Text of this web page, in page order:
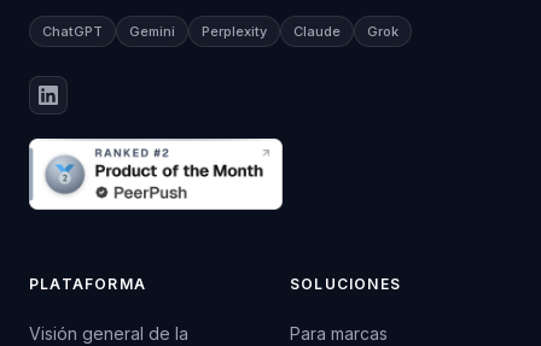
ChatGPT Gemini Perplexity Claude Grok
PLATAFORMA
Visión general de la
SOLUCIONES
Para marcas